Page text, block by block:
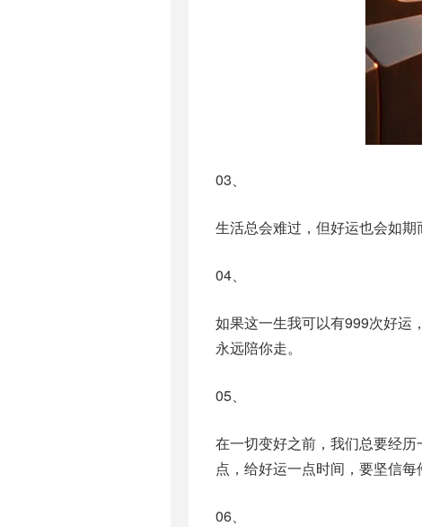
03、
生活总会难过，但好运也会如期
04、
如果这一生我可以有999次好运
永远陪你走。
05、
在一切变好之前，我们总要经
点，给好运一点时间，要坚信
06、